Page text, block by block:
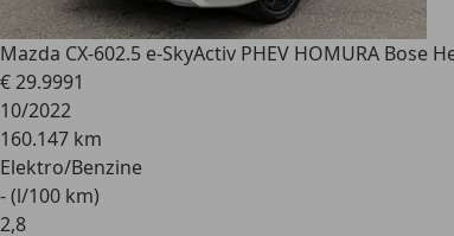
Mazda CX-602.5 e-SkyActiv PHEV HOMURA Bose
€ 29.9991
10/2022
160.147 km
Elektro/Benzine
- (l/100 km)
2,8